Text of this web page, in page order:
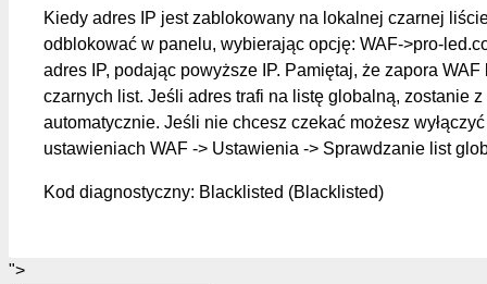
Kiedy adres IP jest zablokowany na lokalnej czarnej
odblokować w panelu, wybierając opcję: WAF->pro-
adres IP, podając powyższe IP. Pamiętaj, że zapora
czarnych list. Jeśli adres trafi na listę globalną, zostanie
automatycznie. Jeśli nie chcesz czekać możesz
ustawieniach WAF -> Ustawienia -> Sprawdzanie list
Kod diagnostyczny: Blacklisted (Blacklisted)
">